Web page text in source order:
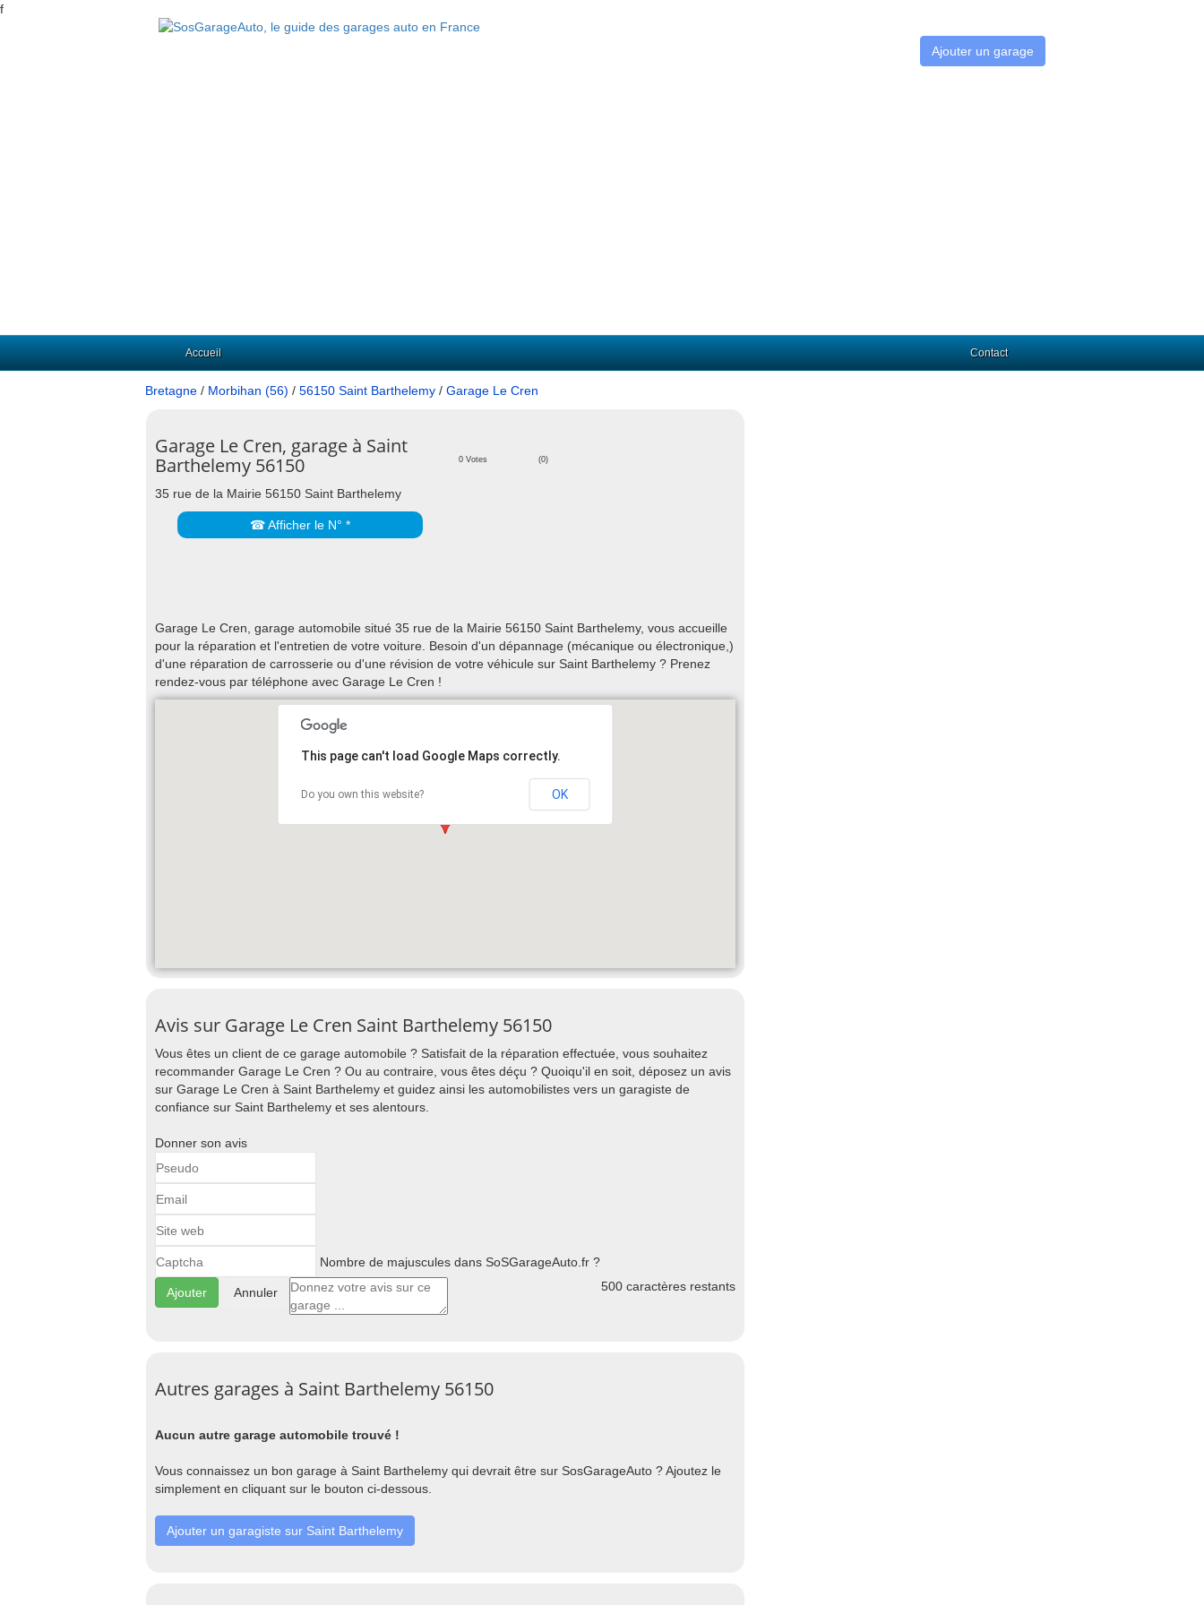
f
Ajouter un garage
Accueil Contact
Bretagne / Morbihan (56) / 56150 Saint Barthelemy / Garage Le Cren
Garage Le Cren, garage à Saint
Barthelemy 56150
0 Votes (0)
35 rue de la Mairie 56150 Saint Barthelemy
☎ Afficher le N° *
Garage Le Cren, garage automobile situé 35 rue de la Mairie 56150 Saint Barthelemy, vous accueille
pour la réparation et l'entretien de votre voiture. Besoin d'un dépannage (mécanique ou électronique,)
d'une réparation de carrosserie ou d'une révision de votre véhicule sur Saint Barthelemy ? Prenez
rendez-vous par téléphone avec Garage Le Cren !
This page can't load Google Maps correctly.
Do you own this website? OK
Avis sur Garage Le Cren Saint Barthelemy 56150
Vous êtes un client de ce garage automobile ? Satisfait de la réparation effectuée, vous souhaitez
recommander Garage Le Cren ? Ou au contraire, vous êtes déçu ? Quoiqu'il en soit, déposez un avis
sur Garage Le Cren à Saint Barthelemy et guidez ainsi les automobilistes vers un garagiste de
confiance sur Saint Barthelemy et ses alentours.
Donner son avis
Nombre de majuscules dans SoSGarageAuto.fr ?
Annuler 500 caractères restants
Autres garages à Saint Barthelemy 56150
Aucun autre garage automobile trouvé !
Vous connaissez un bon garage à Saint Barthelemy qui devrait être sur SosGarageAuto ? Ajoutez le
simplement en cliquant sur le bouton ci-dessous.
Ajouter un garagiste sur Saint Barthelemy